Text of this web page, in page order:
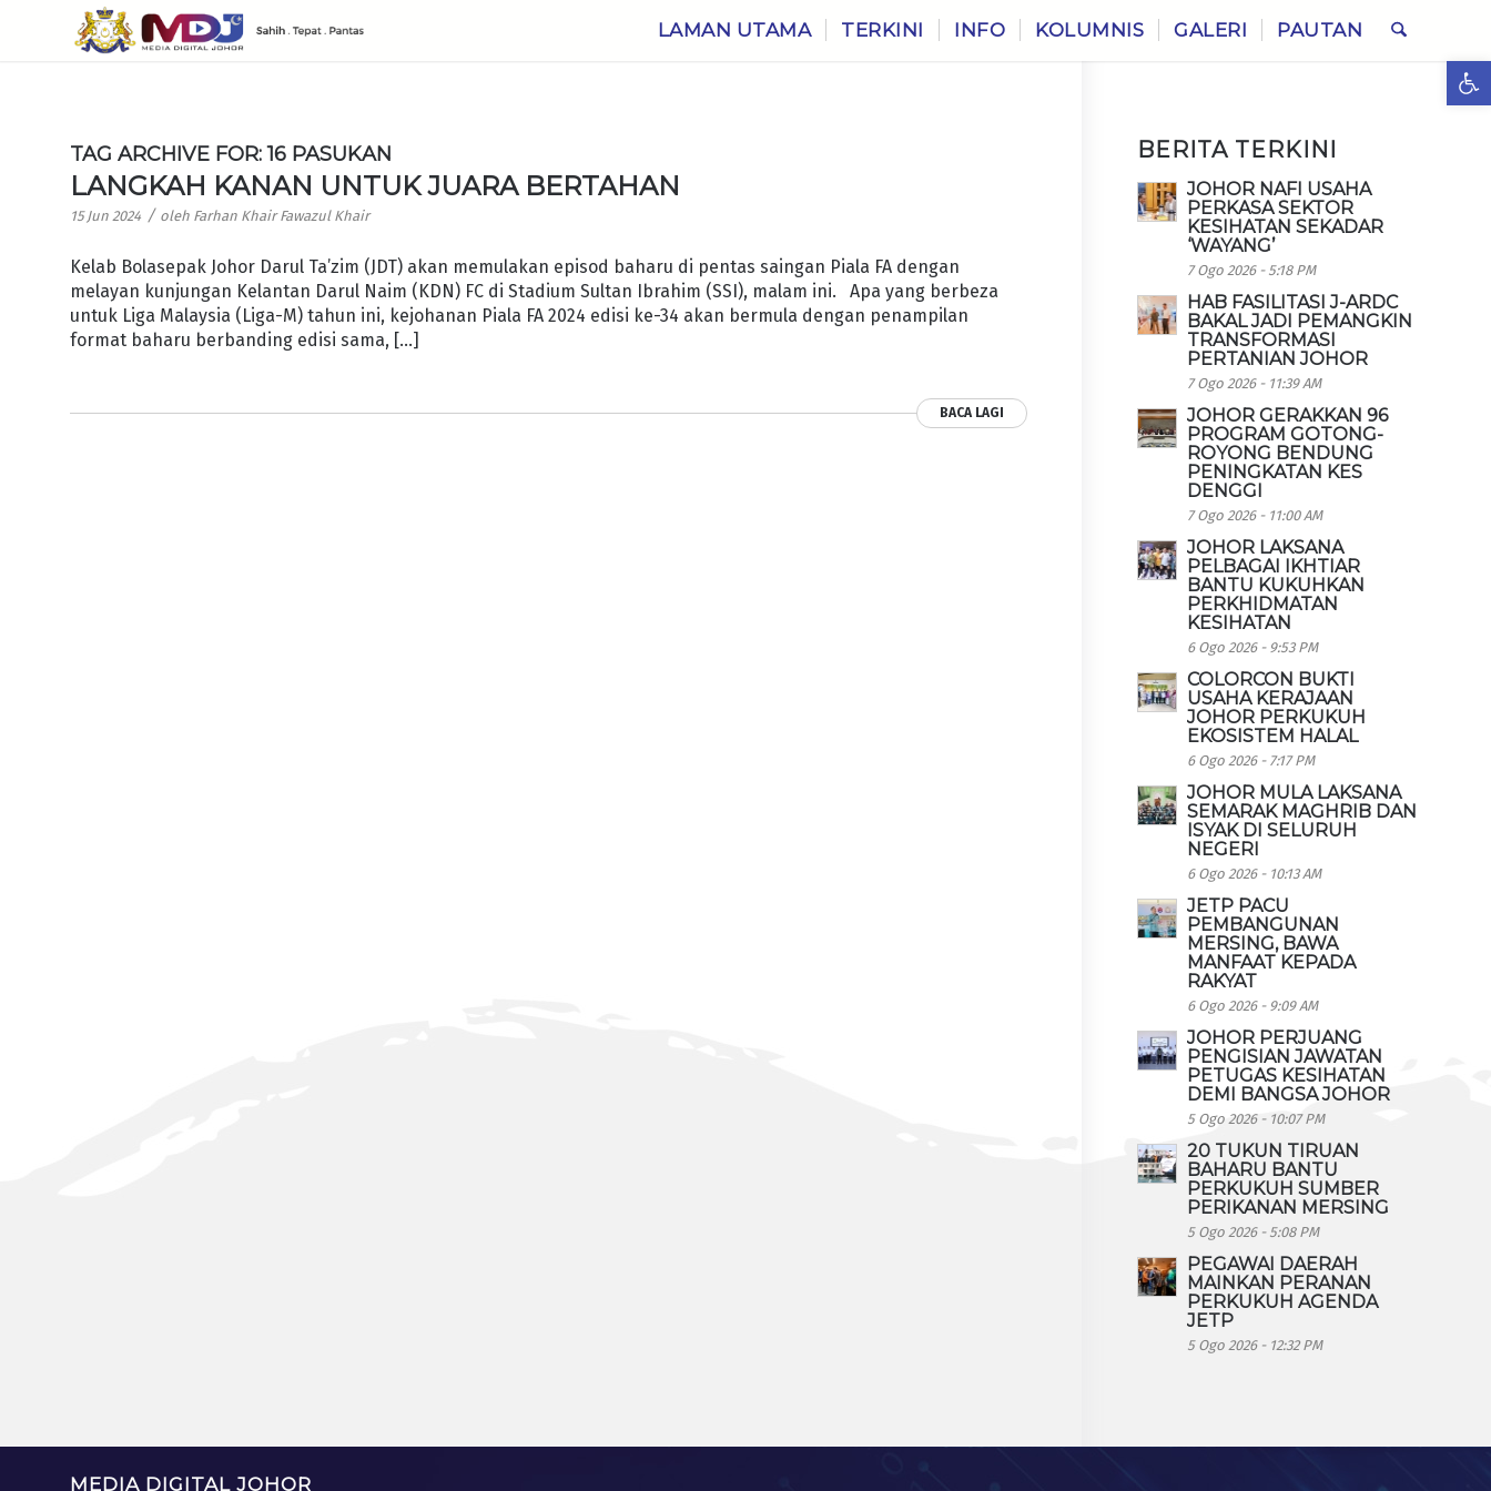
LAMAN UTAMA TERKINI INFO KOLUMNIS GALERI PAUTAN
TAG ARCHIVE FOR:16 PASUKAN
LANGKAH KANAN UNTUK JUARA BERTAHAN
15 Jun 2024 / oleh Farhan Khair Fawazul Khair
Kelab Bolasepak Johor Darul Ta’zim (JDT) akan memulakan episod baharu di pentas saingan Piala FA dengan
melayan kunjungan Kelantan Darul Naim (KDN) FC di Stadium Sultan Ibrahim (SSI), malam ini. Apa yang berbeza
untuk Liga Malaysia (Liga-M) tahun ini, kejohanan Piala FA 2024 edisi ke-34 akan bermula dengan penampilan
format baharu berbanding edisi sama, […]
BACA LAGI
BERITA TERKINI
JOHOR NAFI USAHA
PERKASA SEKTOR
KESIHATAN SEKADAR
‘WAYANG’
7 Ogo 2026 - 5:18 PM
HAB FASILITASI J-ARDC
BAKAL JADI PEMANGKIN
TRANSFORMASI
PERTANIAN JOHOR
7 Ogo 2026 - 11:39 AM
JOHOR GERAKKAN 96
PROGRAM GOTONG-
ROYONG BENDUNG
PENINGKATAN KES
DENGGI
7 Ogo 2026 - 11:00 AM
JOHOR LAKSANA
PELBAGAI IKHTIAR
BANTU KUKUHKAN
PERKHIDMATAN
KESIHATAN
6 Ogo 2026 - 9:53 PM
COLORCON BUKTI
USAHA KERAJAAN
JOHOR PERKUKUH
EKOSISTEM HALAL
6 Ogo 2026 - 7:17 PM
JOHOR MULA LAKSANA
SEMARAK MAGHRIB DAN
ISYAK DI SELURUH
NEGERI
6 Ogo 2026 - 10:13 AM
JETP PACU
PEMBANGUNAN
MERSING, BAWA
MANFAAT KEPADA
RAKYAT
6 Ogo 2026 - 9:09 AM
JOHOR PERJUANG
PENGISIAN JAWATAN
PETUGAS KESIHATAN
DEMI BANGSA JOHOR
5 Ogo 2026 - 10:07 PM
20 TUKUN TIRUAN
BAHARU BANTU
PERKUKUH SUMBER
PERIKANAN MERSING
5 Ogo 2026 - 5:08 PM
PEGAWAI DAERAH
MAINKAN PERANAN
PERKUKUH AGENDA
JETP
5 Ogo 2026 - 12:32 PM
MEDIA DIGITAL JOHOR